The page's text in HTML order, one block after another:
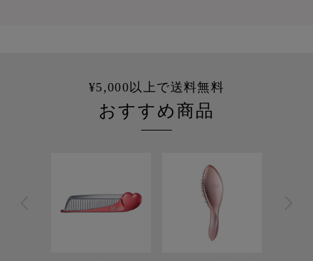
¥5,000以上で送料無料
おすすめ商品